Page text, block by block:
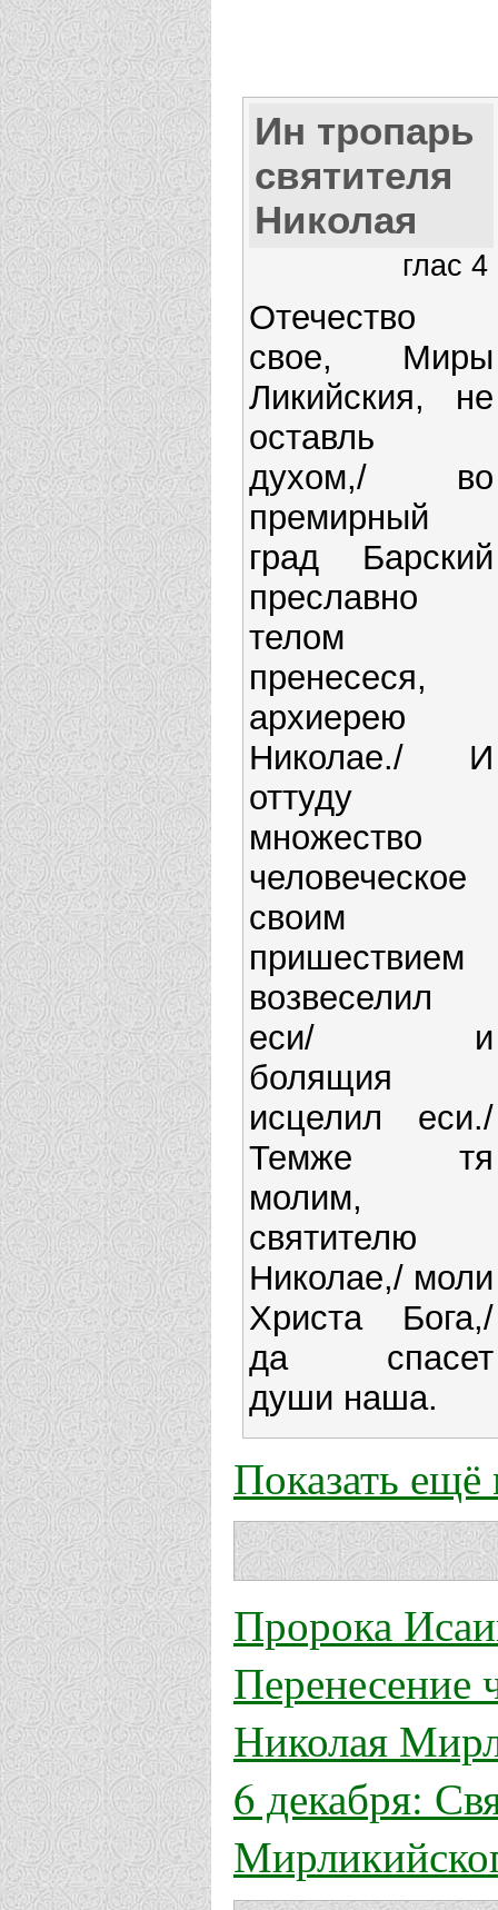
Ин тропарь
святителя
Николая
глас 4
Отечество
свое, Миры
Ликийския, не
оставль
духом,/ во
премирный
град Барский
преславно
телом
пренесеся,
архиерею
Николае./ И
оттуду
множество
человеческое
своим
пришествием
возвеселил
еси/ и
болящия
исцелил еси./
Темже тя
молим,
святителю
Николае,/ моли
Христа Бога,/
да спасет
души наша.
Показать
Пророка
Перенесение
Николая
6 декабря: